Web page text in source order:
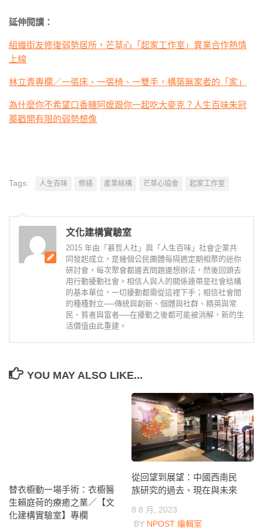
延伸閱讀：
組織街友修復弱勢居所，芒草心「起家工作室」異業合作熱情
上線
林立青專欄／一張床、一張椅、一雙手，構築無家者的「家」
為什麼你不希望口香糖阿嬤跟你一起吃大麥克？人生百味朱冠
蓁戳開有限的弱勢想像
Tags: 人生百味 修繕 產業結構 芒草心協會 起家工作室
文化建構實驗室
2015 年由「慕哲人社」與「人生百味」社會企業共
同發起成立，是幾個公民團體每隔週定期相聚的迷你
研討會，每次聚會都邊丟問題邊想辦法，然後回頭去
用行動擾動社會。相信人與人的關係連帶是社會結構
的基本單位，一切擾動都需從這裡下手；相信社會間
的種種對立──傳統與創新、個體與社群、精英與常
民、貧者與富者──在擾動之後都可能被消解，新的生
活價值由此重建。
YOU MAY ALSO LIKE...
替衣櫥動一場手術：衣櫥醫
生賴庭荷的療癒之業／【文
化建構實驗室】專欄
從回望到展望：中國西南民
族研究的過去、現在與未來
8 8 月, 2023
BY NPOST 編輯室